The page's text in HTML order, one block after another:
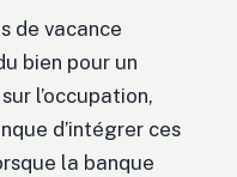
de vacance
bien pour un
l’occupation,
d’intégrer ces
la banque